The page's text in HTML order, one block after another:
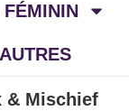
FÉMININ
& Mischief